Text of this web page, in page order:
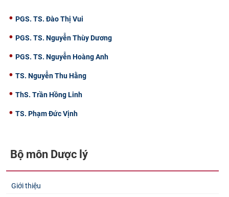
CỰU NGƯỜI HỌC
PGS. TS. Đào Thị Vui
PGS. TS. Nguyễn Thùy Dương
PGS. TS. Nguyễn Hoàng Anh
TS. Nguyễn Thu Hằng
ThS. Trần Hồng Linh
TS. Phạm Đức Vịnh
Bộ môn Dược lý
Giới thiệu